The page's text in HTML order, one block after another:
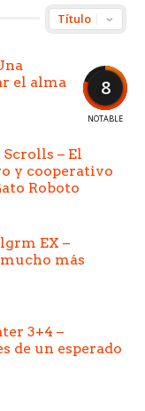
8
NOTABLE
el alma
– El
y cooperativo
Roboto
EX –
más
3+4 –
de un esperado